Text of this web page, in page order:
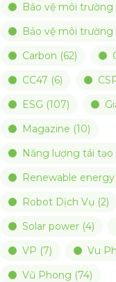
Báo vệ môi trường
Bảo vệ môi trường
Carbon (62)
CC47 (6)
ESG (107)
Magazine (10)
Năng lượng tái tạo
Renewable energy
Robot Dịch Vụ (2)
Solar power(4)
VP (7) Vu
Vũ Phong (74)